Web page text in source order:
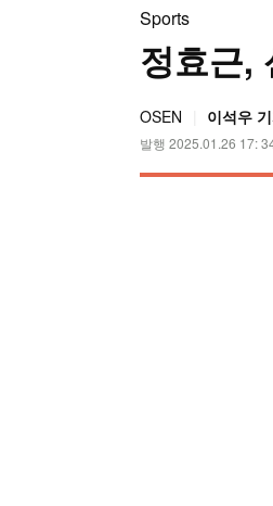
Sports
정효근,
OSEN 이석우
발행 2025.01.26 17: